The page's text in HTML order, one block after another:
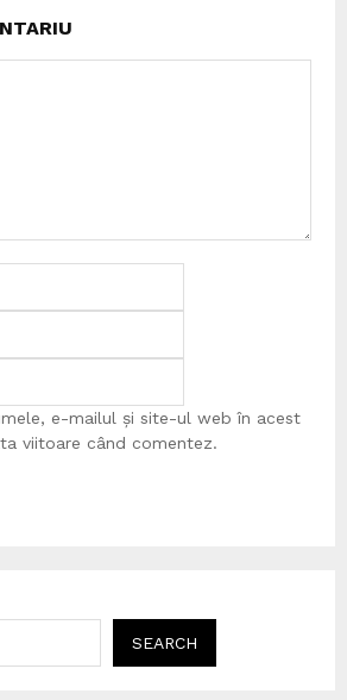
e-mailul și site-ul web în acest
viitoare când comentez.
SEARCH